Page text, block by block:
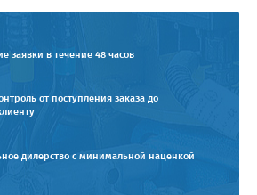
заявки в течение 48 часов
от поступления заказа до
дилерство с минимальной наценкой